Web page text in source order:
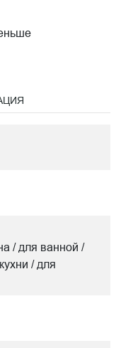
/ для ванной /
/ для